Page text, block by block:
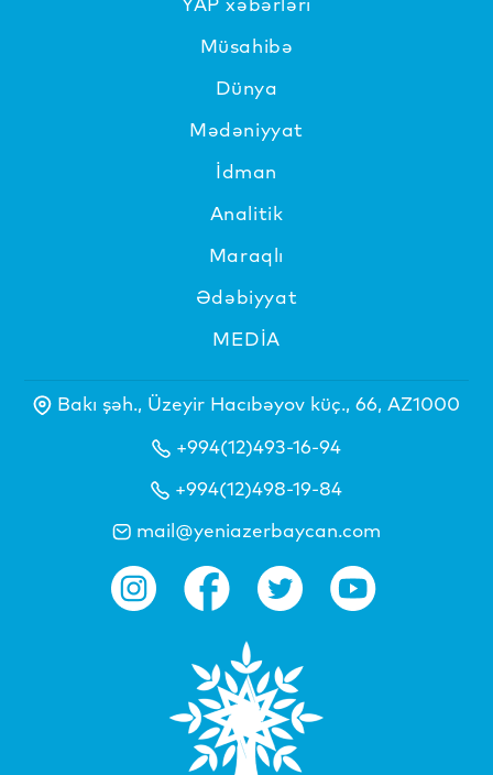
Müsahibə
Dünya
Mədəniyyat
İdman
Analitik
Maraqlı
Ədəbiyyat
MEDİA
Bakı şəh., Üzeyir Hacıbəyov küç., 66, AZ1000
+994(12)493-16-94
+994(12)498-19-84
mail@yeniazerbaycan.com